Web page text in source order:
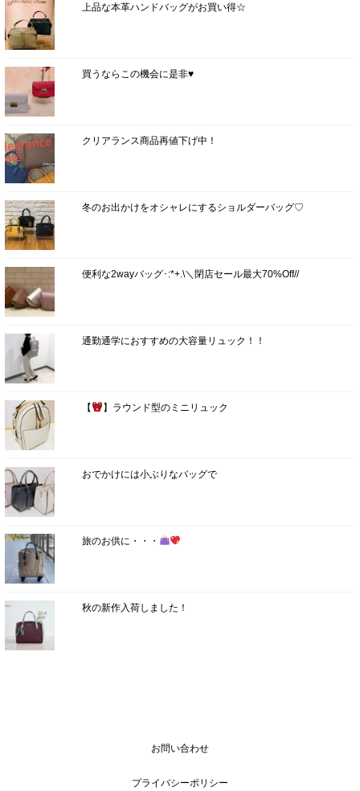
上品な本革ハンドバッグがお買い得☆
買うならこの機会に是非♥
クリアランス商品再値下げ中！
冬のお出かけをオシャレにするショルダーバッグ♡
便利な2wayバッグ･:*+.\＼閉店セール最大70%Off//
通勤通学におすすめの大容量リュック！！
【 】ラウンド型のミニリュック
おでかけには小ぶりなバッグで
旅のお供に・・・
秋の新作入荷しました！
お問い合わせ
プライバシーポリシー